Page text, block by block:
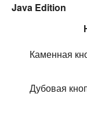
Java Edition
Каменная
Дубовая